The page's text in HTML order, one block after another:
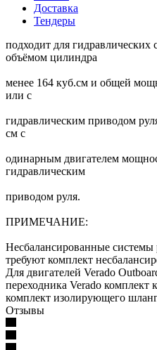
Доставка
Тендеры
подходит для
объёмом цилиндра
менее 164 куб.см и общей
или с
гидравлическим приводом
см с
одинарным двигателем
гидравлическим
приводом руля.
ПРИМЕЧАНИЕ:
Несбалансированные системы
требуют комплект
Для двигателей Verado
переходника Verado комплект
комплект изолирующего
Отзывы